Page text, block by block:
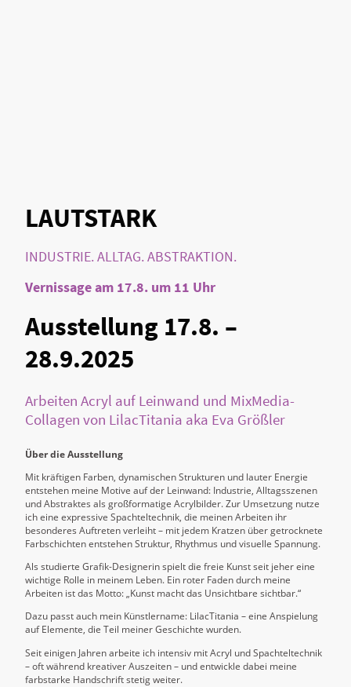
LAUTSTARK
INDUSTRIE. ALLTAG. ABSTRAKTION.
Vernissage am 17.8. um 11 Uhr
Ausstellung 17.8. –
28.9.2025
Arbeiten Acryl auf Leinwand und MixMedia-
Collagen von LilacTitania aka Eva Größler
Über die Ausstellung
Mit kräftigen Farben, dynamischen Strukturen und lauter Energie
entstehen meine Motive auf der Leinwand: Industrie, Alltagsszenen
und Abstraktes als großformatige Acrylbilder. Zur Umsetzung nutze
ich eine expressive Spachteltechnik, die meinen Arbeiten ihr
besonderes Auftreten verleiht – mit jedem Kratzen über getrocknete
Farbschichten entstehen Struktur, Rhythmus und visuelle Spannung.
Als studierte Grafik-Designerin spielt die freie Kunst seit jeher eine
wichtige Rolle in meinem Leben. Ein roter Faden durch meine
Arbeiten ist das Motto: „Kunst macht das Unsichtbare sichtbar.“
Dazu passt auch mein Künstlername: LilacTitania – eine Anspielung
auf Elemente, die Teil meiner Geschichte wurden.
Seit einigen Jahren arbeite ich intensiv mit Acryl und Spachteltechnik
– oft während kreativer Auszeiten – und entwickle dabei meine
farbstarke Handschrift stetig weiter.